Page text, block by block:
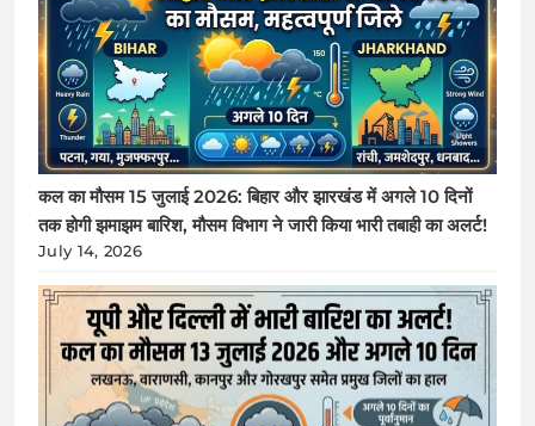
कल का मौसम 15 जुलाई 2026: बिहार और झारखंड में अगले 10 दिनों
तक होगी झमाझम बारिश, मौसम विभाग ने जारी किया भारी तबाही का अलर्ट!
July 14, 2026